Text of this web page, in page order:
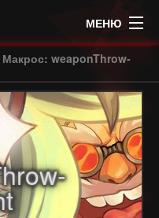
МЕНЮ
Макрос: weaponThrow-